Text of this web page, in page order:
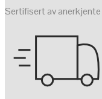
Sertifisert av